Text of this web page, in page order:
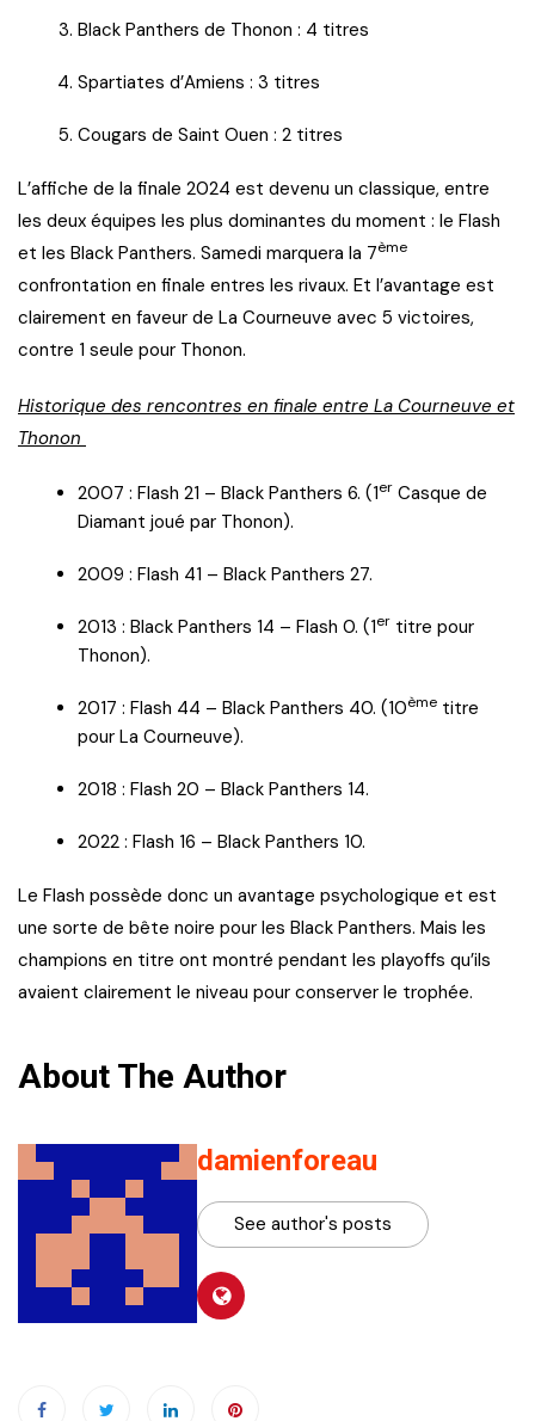
Black Panthers de Thonon : 4 titres
Spartiates d’Amiens : 3 titres
Cougars de Saint Ouen : 2 titres
L’affiche de la finale 2024 est devenu un classique, entre
les deux équipes les plus dominantes du moment : le Flash
et les Black Panthers. Samedi marquera la 7ème
confrontation en finale entres les rivaux. Et l’avantage est
clairement en faveur de La Courneuve avec 5 victoires,
contre 1 seule pour Thonon.
Historique des rencontres en finale entre La Courneuve et
Thonon
2007 : Flash 21 – Black Panthers 6. (1er Casque de
Diamant joué par Thonon).
2009 : Flash 41 – Black Panthers 27.
2013 : Black Panthers 14 – Flash 0. (1er titre pour
Thonon).
2017 : Flash 44 – Black Panthers 40. (10ème titre
pour La Courneuve).
2018 : Flash 20 – Black Panthers 14.
2022 : Flash 16 – Black Panthers 10.
Le Flash possède donc un avantage psychologique et est
une sorte de bête noire pour les Black Panthers. Mais les
champions en titre ont montré pendant les playoffs qu’ils
avaient clairement le niveau pour conserver le trophée.
About The Author
damienforeau
See author's posts